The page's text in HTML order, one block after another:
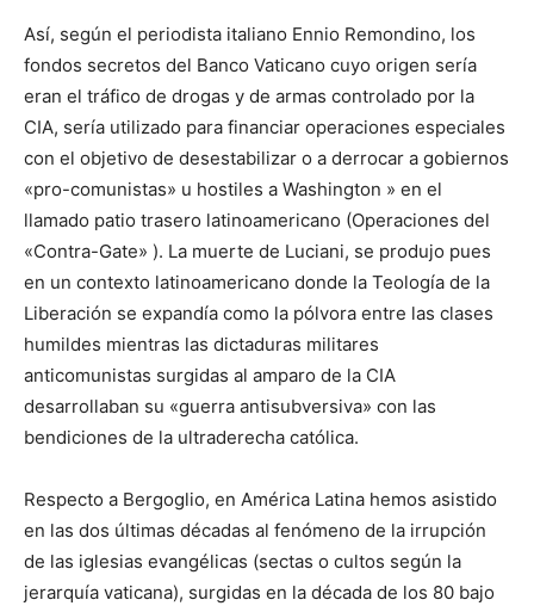
Así, según el periodista italiano Ennio Remondino, los
fondos secretos del Banco Vaticano cuyo origen sería
eran el tráfico de drogas y de armas controlado por la
CIA, sería utilizado para financiar operaciones especiales
con el objetivo de desestabilizar o a derrocar a gobiernos
«pro-comunistas» u hostiles a Washington » en el
llamado patio trasero latinoamericano (Operaciones del
«Contra-Gate» ). La muerte de Luciani, se produjo pues
en un contexto latinoamericano donde la Teología de la
Liberación se expandía como la pólvora entre las clases
humildes mientras las dictaduras militares
anticomunistas surgidas al amparo de la CIA
desarrollaban su «guerra antisubversiva» con las
bendiciones de la ultraderecha católica.
Respecto a Bergoglio, en América Latina hemos asistido
en las dos últimas décadas al fenómeno de la irrupción
de las iglesias evangélicas (sectas o cultos según la
jerarquía vaticana), surgidas en la década de los 80 bajo